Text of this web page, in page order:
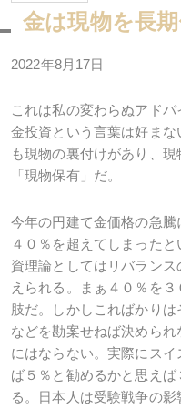
金は現物を長
2022年8月17日
これは私の変わらぬアドバ
金投資という言葉は好まな
も現物の裏付けがあり、
「現物保有」だ。
今年の円建て金価格の急
４０％を超えてしまった
資理論としてはリバラン
えられる。まぁ４０％を
肢だ。しかしこればかり
などを勘案せねば決めら
にはならない。実際にスイ
ば５％と勧めるかと思え
る。日本人は受験戦争の